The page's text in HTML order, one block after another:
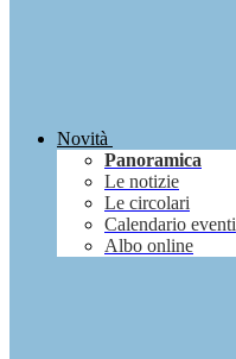
Novità
Panoramica
Le notizie
Le circolari
Calendario eventi
Albo online